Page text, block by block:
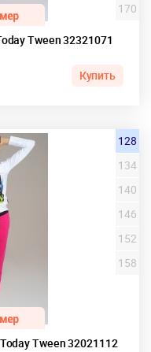
Tween 32321071
170
Купить
Tween 32021112
128
134
140
146
152
158